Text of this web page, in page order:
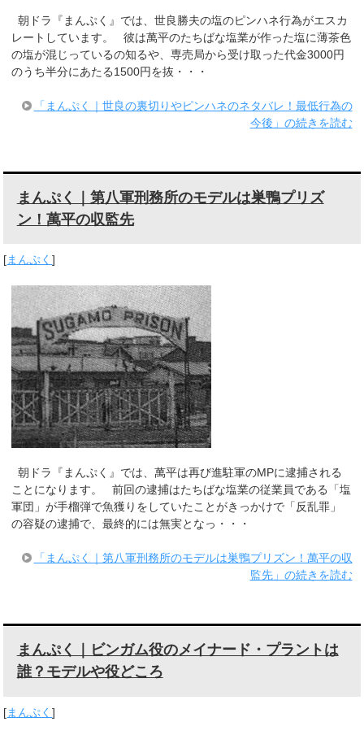
朝ドラ『まんぷく』では、世良勝夫の塩のピンハネ行為がエスカ
レートしています。 彼は萬平のたちばな塩業が作った塩に薄茶色
の塩が混じっているの知るや、専売局から受け取った代金3000円
のうち半分にあたる1500円を抜・・・
「まんぷく｜世良の裏切りやピンハネのネタバレ！最低行為の
今後」の続きを読む
まんぷく｜第八軍刑務所のモデルは巣鴨プリズ
ン！萬平の収監先
[まんぷく]
朝ドラ『まんぷく』では、萬平は再び進駐軍のMPに逮捕される
ことになります。 前回の逮捕はたちばな塩業の従業員である「塩
軍団」が手榴弾で魚獲りをしていたことがきっかけで「反乱罪」
の容疑の逮捕で、最終的には無実となっ・・・
「まんぷく｜第八軍刑務所のモデルは巣鴨プリズン！萬平の収
監先」の続きを読む
まんぷく｜ビンガム役のメイナード・プラントは
誰？モデルや役どころ
[まんぷく]